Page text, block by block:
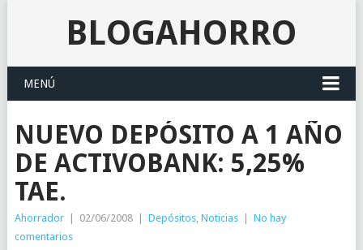
BLOGAHORRO
MENÚ
NUEVO DEPÓSITO A 1 AÑO
DE ACTIVOBANK: 5,25%
TAE.
Ahorrador 02/06/2008 Depósitos, Noticias
No hay
comentarios